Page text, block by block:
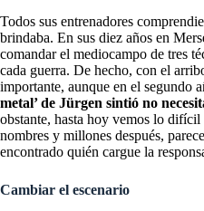
Todos sus entrenadores
brindaba. En sus diez años en
comandar el mediocampo de tres
cada guerra. De hecho, con el
importante, aunque en el segundo
metal’ de Jürgen sintió no
obstante, hasta hoy vemos lo
nombres y millones después,
encontrado quién cargue la
Cambiar el escenario